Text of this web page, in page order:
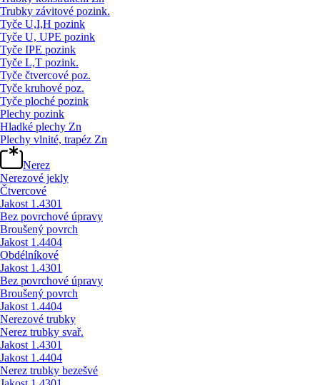
Trubky závitové pozink.
Tyče U,I,H pozink
Tyče U, UPE pozink
Tyče IPE pozink
Tyče L,T pozink.
Tyče čtvercové poz.
Tyče kruhové poz.
Tyče ploché pozink
Plechy pozink
Hladké plechy Zn
Plechy vlnité, trapéz Zn
Nerez
Nerezové jekly
Čtvercové
Jakost 1.4301
Bez povrchové úpravy
Broušený povrch
Jakost 1.4404
Obdélníkové
Jakost 1.4301
Bez povrchové úpravy
Broušený povrch
Jakost 1.4404
Nerezové trubky
Nerez trubky svař.
Jakost 1.4301
Jakost 1.4404
Nerez trubky bezešvé